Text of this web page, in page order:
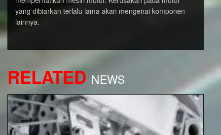
yang dibiarkan terlalu lama akan mengenai komponen
lainnya.
RELATED NEWS